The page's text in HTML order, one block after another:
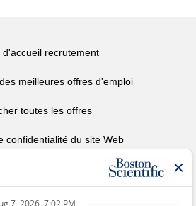
d'accueil recrutement
meilleures offres d'emploi
toutes les offres
confidentialité du site Web